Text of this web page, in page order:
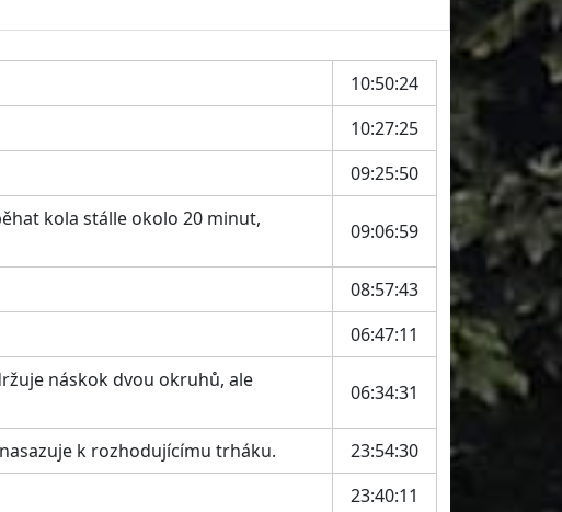
10:50:24
10:27:25
09:25:50
kola stálle okolo 20 minut,
09:06:59
08:57:43
06:47:11
náskok dvou okruhů, ale
06:34:31
k rozhodujícímu trháku.
23:54:30
23:40:11